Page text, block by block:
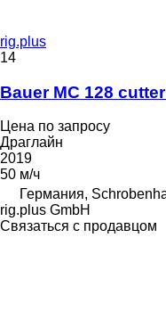
rig.plus
14
Bauer MC 128
Цена по запросу
Драглайн
2019
50 м/ч
Германия,
rig.plus GmbH
Связаться с продавцом